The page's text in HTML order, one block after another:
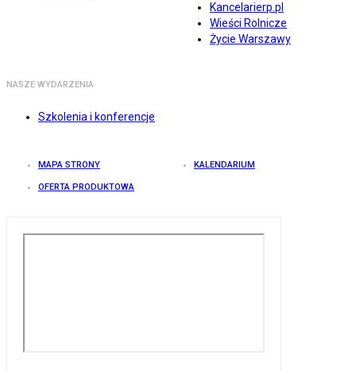
Kancelarierp.pl
Wieści Rolnicze
Życie Warszawy
NASZE WYDARZENIA
Szkolenia i konferencje
MAPA STRONY KALENDARIUM
OFERTA PRODUKTOWA